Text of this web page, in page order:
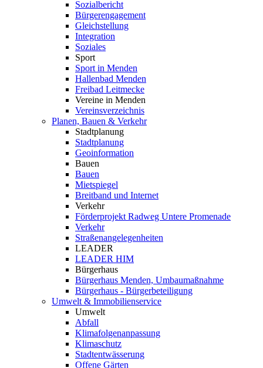
Sozialbericht
Bürgerengagement
Gleichstellung
Integration
Soziales
Sport
Sport in Menden
Hallenbad Menden
Freibad Leitmecke
Vereine in Menden
Vereinsverzeichnis
Planen, Bauen & Verkehr
Stadtplanung
Stadtplanung
Geoinformation
Bauen
Bauen
Mietspiegel
Breitband und Internet
Verkehr
Förderprojekt Radweg Untere Promenade
Verkehr
Straßenangelegenheiten
LEADER
LEADER HIM
Bürgerhaus
Bürgerhaus Menden, Umbaumaßnahme
Bürgerhaus - Bürgerbeteiligung
Umwelt & Immobilienservice
Umwelt
Abfall
Klimafolgenanpassung
Klimaschutz
Stadtentwässerung
Offene Gärten